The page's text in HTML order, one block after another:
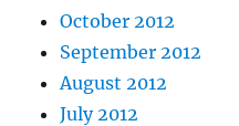
October 2012
September 2012
August 2012
July 2012